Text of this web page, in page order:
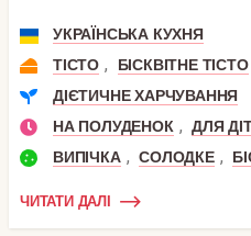
УКРАЇНСЬКА КУХНЯ
ТІСТО ,
БІСКВІТНЕ ТІСТО
ДІЄТИЧНЕ ХАРЧУВАННЯ
НА ПОЛУДЕНОК , ДЛЯ
ВИПІЧКА , СОЛОДКЕ ,
ЧИТАТИ ДАЛІ